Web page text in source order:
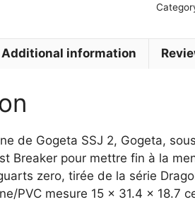
Z
SSJ
15
x
31.4
x
Additional information
de Gogeta SSJ 2, Gogeta,
Breaker pour mettre fin à la
zero, tirée de la série
PVC mesure 15 x 31.4 x 18.7